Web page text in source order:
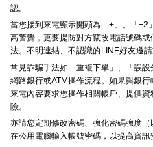
認。
當您接到來電顯示開頭為「+」、「+2
高警覺，更要提防對方竄改電話號碼
法。不明連結、不認識的LINE好友邀請
常見詐騙手法如「重複下單」、「誤
網路銀行或ATM操作流程。如果與銀
來電內容要求您操作相關帳戶、提供
險。
亦請您定期修改密碼、強化密碼強度
在公用電腦輸入帳號密碼，以提高資訊